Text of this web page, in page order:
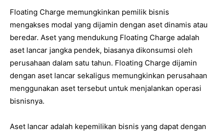
Floating Charge memungkinkan pemilik bisnis
mengakses modal yang dijamin dengan aset dinamis atau
beredar. Aset yang mendukung Floating Charge adalah
aset lancar jangka pendek, biasanya dikonsumsi oleh
perusahaan dalam satu tahun. Floating Charge dijamin
dengan aset lancar sekaligus memungkinkan perusahaan
menggunakan aset tersebut untuk menjalankan operasi
bisnisnya.
Aset lancar adalah kepemilikan bisnis yang dapat dengan